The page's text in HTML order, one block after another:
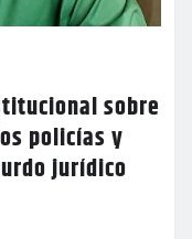
sobre
policías y
jurídico